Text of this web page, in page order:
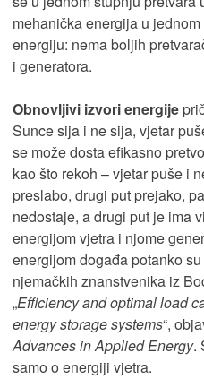
mehanička energija u
energiju: nema boljih
i generatora.
Obnovljivi izvori energije
Sunce sija i ne sija, vjetar
se može dosta efikasno
kao što rekoh – vjetar puše i
preslabo, drugi put prejako,
nedostaje, a drugi put je ima
energijom vjetra i njome
energijom događa potanko
njemačkih znanstvenika iz
„Efficiency and optimal load
energy storage systems“,
Advances in Applied Energy.
samo o energiji vjetra.